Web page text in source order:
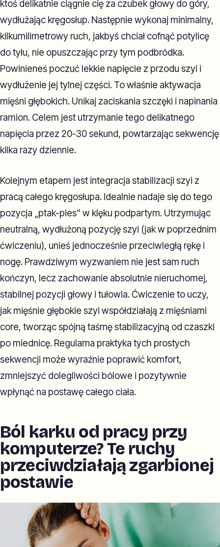
ktoś delikatnie ciągnie cię za czubek głowy do góry,
wydłużając kręgosłup. Następnie wykonaj minimalny,
kilkumilimetrowy ruch, jakbyś chciał cofnąć potylicę
do tyłu, nie opuszczając przy tym podbródka.
Powinieneś poczuć lekkie napięcie z przodu szyi i
wydłużenie jej tylnej części. To właśnie aktywacja
mięśni głębokich. Unikaj zaciskania szczęki i napinania
ramion. Celem jest utrzymanie tego delikatnego
napięcia przez 20-30 sekund, powtarzając sekwencję
kilka razy dziennie.
Kolejnym etapem jest integracja stabilizacji szyi z
pracą całego kręgosłupa. Idealnie nadaje się do tego
pozycja „ptak-pies” w klęku podpartym. Utrzymując
neutralną, wydłużoną pozycję szyi (jak w poprzednim
ćwiczeniu), unieś jednocześnie przeciwległą rękę i
nogę. Prawdziwym wyzwaniem nie jest sam ruch
kończyn, lecz zachowanie absolutnie nieruchomej,
stabilnej pozycji głowy i tułowia. Ćwiczenie to uczy,
jak mięśnie głębokie szyi współdziałają z mięśniami
core, tworząc spójną taśmę stabilizacyjną od czaszki
po miednicę. Regularna praktyka tych prostych
sekwencji może wyraźnie poprawić komfort,
zmniejszyć dolegliwości bólowe i pozytywnie
wpłynąć na postawę całego ciała.
Ból karku od pracy przy
komputerze? Te ruchy
przeciwdziałają zgarbionej
postawie